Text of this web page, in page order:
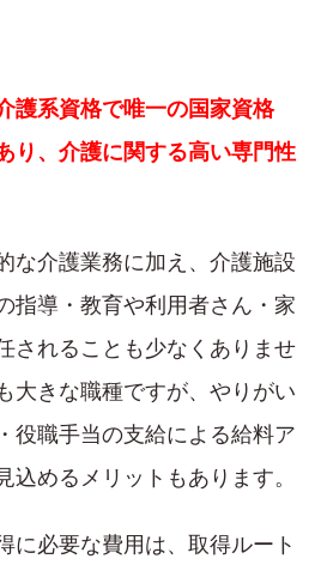
護系資格で唯一の国家資格
り、介護に関する高い専門性
な介護業務に加え、介護施設
指導・教育や利用者さん・家
されることも少なくありませ
大きな職種ですが、やりがい
役職手当の支給による給料ア
込めるメリットもあります。
に必要な費用は、取得ルート